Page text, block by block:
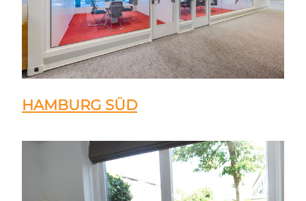
HAMBURG SÜD